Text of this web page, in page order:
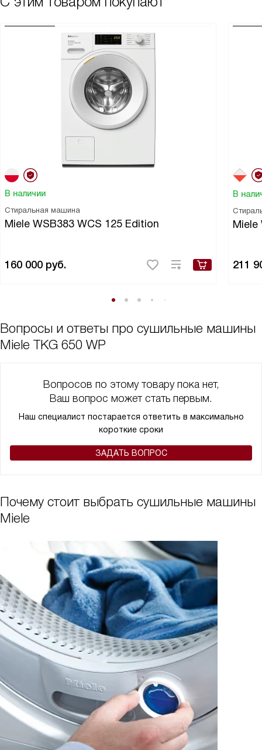
сушка, а мечта!!!
В наличии
Стиральная машина
Miele WSB383 WCS 125 Edition
160 000 руб.
В
Miele
211
Вопросы и ответы про сушильные машины
Miele TKG 650 WP
Вопросов по этому товару пока нет,
Ваш вопрос может стать первым.
Наш специалист постарается ответить в максимально
короткие сроки
ЗАДАТЬ ВОПРОС
Почему стоит выбрать сушильные машины
Miele